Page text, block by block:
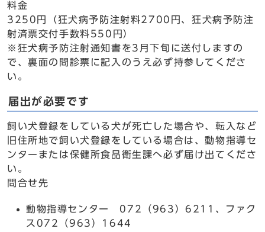
料金
3250円（狂犬病予防注射料2700円、狂犬病予防注
射済票交付手数料550円）
※狂犬病予防注射通知書を3月下旬に送付しますの
で、裏面の問診票に記入のうえ必ず持参してくださ
い。
届出が必要です
飼い犬登録をしている犬が死亡した場合や、転入など
旧住所地で飼い犬登録をしている場合は、動物指導セ
ンターまたは保健所食品衛生課へ必ず届け出てくださ
い。
問合せ先
動物指導センター 072（963）6211、ファク
ス072（963）1644